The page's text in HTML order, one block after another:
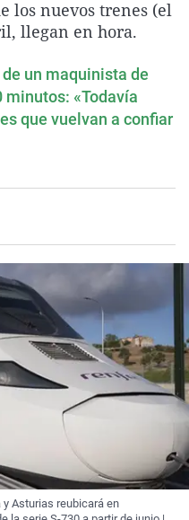
La rosa de los vientos
Gente viajera
Como el perro y el
Caso
Retornados
Equipo de
Operación Viuda
Extremadura
Galicia
La Rioja
Navarra
Virales
Televisión
Elecciones
los nuevos trenes (el
llegan en hora.
un maquinista de
minutos: «Todavía
que vuelvan a confiar
y Asturias reubicará en